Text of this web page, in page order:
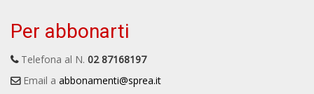
Per abbonarti
Telefona al N. 02 87168197
Email a abbonamenti@sprea.it